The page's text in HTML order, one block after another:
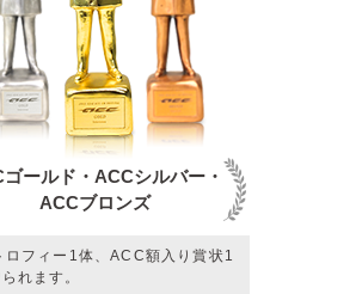
ールド・ACCシルバー・
ACCブロンズ
ロフィー1体、ACC額入り賞状1
れます。